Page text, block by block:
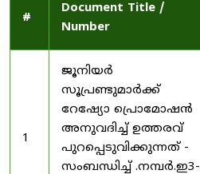
#
Document Title /
Number
1
ജൂനിയർ
സൂപ്രണ്ടുമാർക്ക്
റേഷ്യോ പ്രൊമോഷൻ
അനുവദിച്ച് ഉത്തരവ്
പുറപ്പെടുവിക്കുന്നത് -
സംബന്ധിച്ച് .നമ്പർ.ഇ3-